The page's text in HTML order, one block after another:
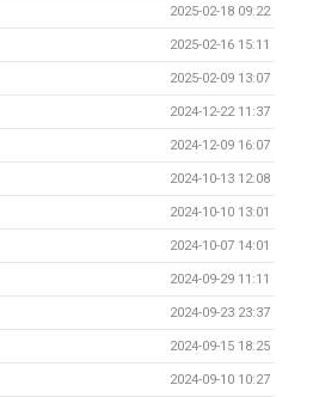
2025-02-18 09:22
2025-02-16 15:11
2025-02-09 13:07
2024-12-22 11:37
2024-12-09 16:07
2024-10-13 12:08
2024-10-10 13:01
2024-10-07 14:01
2024-09-29 11:11
2024-09-23 23:37
2024-09-15 18:25
2024-09-10 10:27